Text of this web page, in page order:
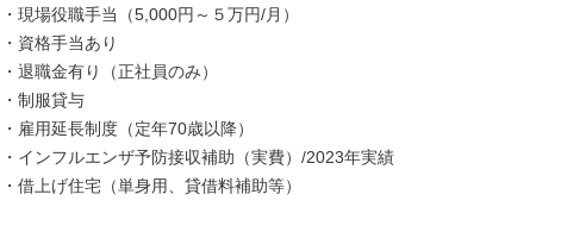
・現場役職手当（5,000円～５万円/月）
・資格手当あり
・退職金有り（正社員のみ）
・制服貸与
・雇用延長制度（定年70歳以降）
・インフルエンザ予防接収補助（実費）/2023年実績
・借上げ住宅（単身用、貸借料補助等）